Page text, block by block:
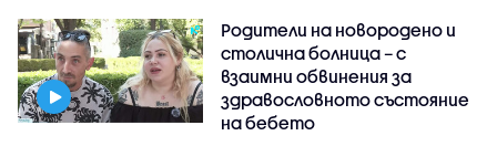
Родители на новородено и
столична болница – с
взаимни обвинения за
здравословното състояние
на бебето